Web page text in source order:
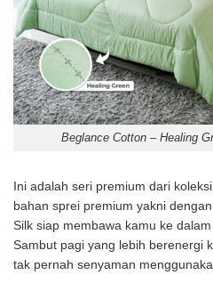
Beglance Cotton – Healing
Ini adalah seri premium dari
bahan sprei premium yakni
Silk siap membawa kamu ke
Sambut pagi yang lebih berenergi
tak pernah senyaman